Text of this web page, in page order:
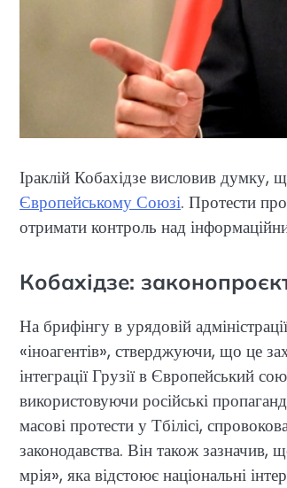
Іраклій Кобахідзе висловив думку,
Європейському Союзі. Протести
отримати контроль над
Кобахідзе:
На брифінгу в урядовій
«іноагентів», стверджуючи, що це
інтеграції Грузії в Європейський
використовуючи російські
масові протести у Тбілісі,
законодавства. Він також зазначив,
мрія», яка відстоює національні